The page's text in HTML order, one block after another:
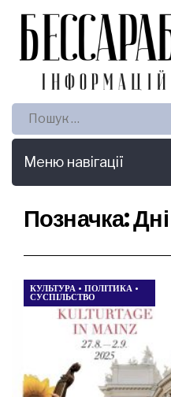
Пошук:
Меню навігації
Позначка:
КУЛЬТУРА • ПОЛІТИКА •
СУСПІЛЬСТВО